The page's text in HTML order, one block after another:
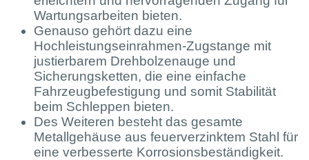
Wartungsarbeiten bieten.
Genauso gehört dazu eine
Hochleistungseinrahmen-Zugstange mit
justierbarem Drehbolzenauge und
Sicherungsketten, die eine einfache
Fahrzeugbefestigung und somit Stabilität
beim Schleppen bieten.
Des Weiteren besteht das gesamte
Metallgehäuse aus feuerverzinktem Stahl für
eine verbesserte Korrosionsbeständigkeit.